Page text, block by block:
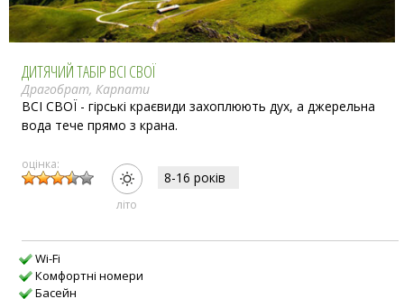
ДИТЯЧИЙ ТАБІР ВСІ СВОЇ
Драгобрат, Карпати
ВСІ СВОЇ - гірські краєвиди захоплюють дух, а джерельна
вода тече прямо з крана.
оцінка:
лiто
8-16 рокiв
Wi-Fi
Комфортні номери
Басейн